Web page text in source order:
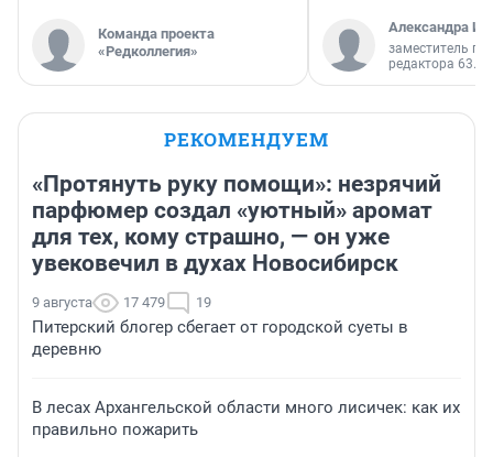
Команда проекта
«Редколлегия»
Александра
заместитель
редактора 63.RU
РЕКОМЕНДУЕМ
«Протянуть руку помощи»: незрячий
парфюмер создал «уютный» аромат
для тех, кому страшно, — он уже
увековечил в духах Новосибирск
9 августа 17 479 19
Питерский блогер сбегает от городской суеты в
деревню
В лесах Архангельской области много лисичек: как их
правильно пожарить